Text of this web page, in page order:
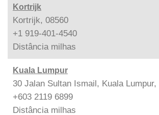
Kortrijk
Kortrijk, 08560
+1 919-401-4540
Distância milhas
Kuala Lumpur
30 Jalan Sultan Ismail, Kuala Lumpur,
+603 2119 6899
Distância milhas